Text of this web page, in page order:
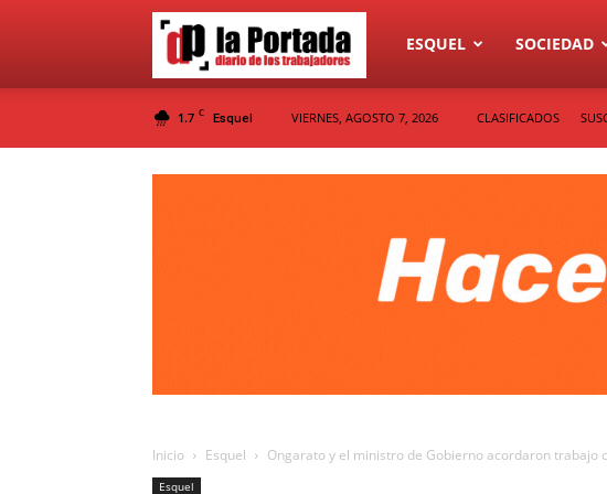
Diario
La
ESQUEL SOCIEDAD
1.7 C Esquel VIERNES, AGOSTO 7, 2026 CLASIFICADOS
Inicio Esquel Ongarato y el ministro de Gobierno acordaron trabajo
Esquel